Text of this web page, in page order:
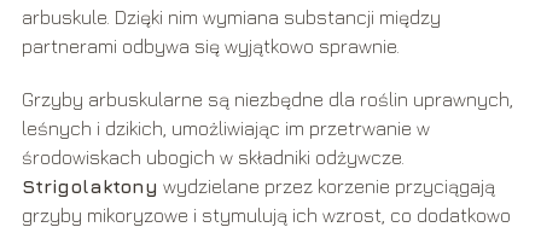
arbuskule. Dzięki nim wymiana substancji między
partnerami odbywa się wyjątkowo sprawnie.
Grzyby arbuskularne są niezbędne dla roślin uprawnych,
leśnych i dzikich, umożliwiając im przetrwanie w
środowiskach ubogich w składniki odżywcze.
Strigolaktony wydzielane przez korzenie przyciągają
grzyby mikoryzowe i stymulują ich wzrost, co dodatkowo